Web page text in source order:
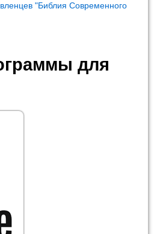
"Библия Современного
для